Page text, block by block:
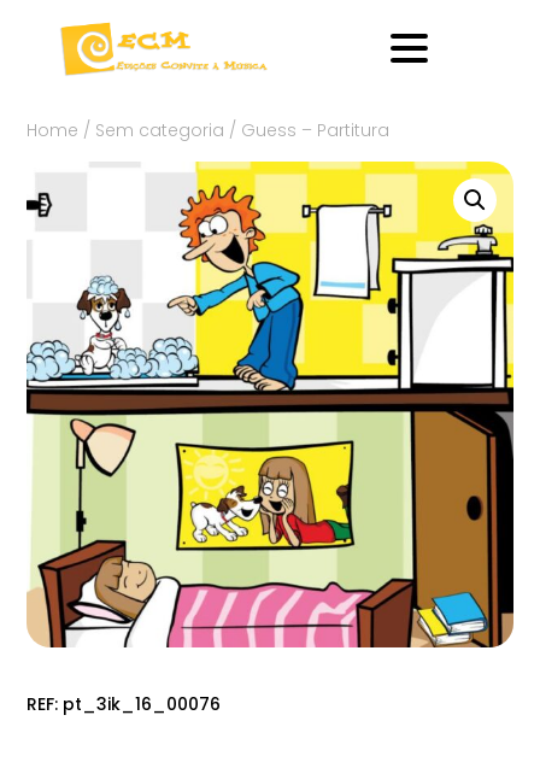
Home / Sem categoria / Guess – Partitura
REF: pt_3ik_16_00076